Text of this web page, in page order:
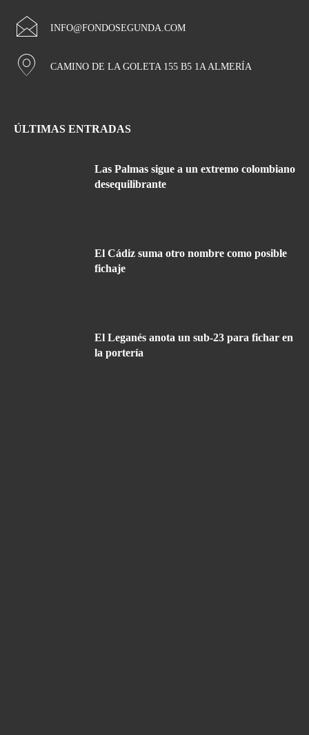
INFO@FONDOSEGUNDA.COM
CAMINO DE LA GOLETA 155 B5 1A ALMERÍA
ÚLTIMAS ENTRADAS
Las Palmas sigue a un extremo colombiano
desequilibrante
El Cádiz suma otro nombre como posible
fichaje
El Leganés anota un sub-23 para fichar en
la portería